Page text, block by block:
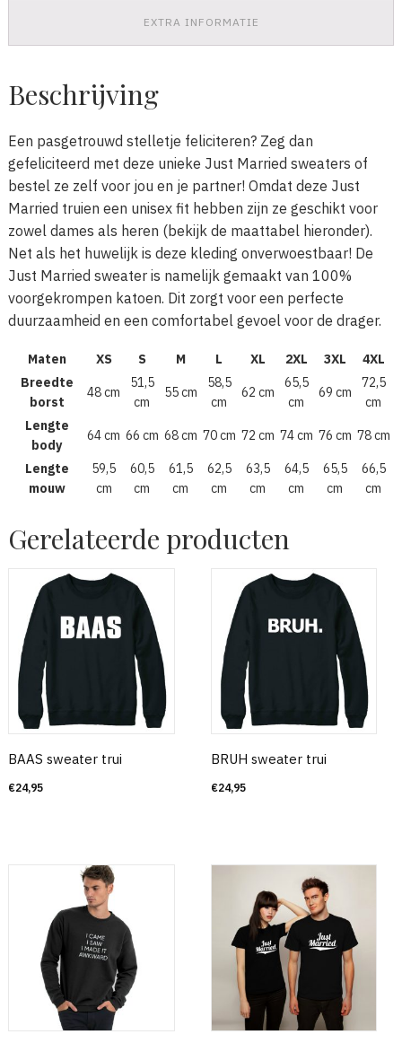
EXTRA INFORMATIE
Beschrijving
Een pasgetrouwd stelletje feliciteren? Zeg dan
gefeliciteerd met deze unieke Just Married sweaters of
bestel ze zelf voor jou en je partner! Omdat deze Just
Married truien een unisex fit hebben zijn ze geschikt voor
zowel dames als heren (bekijk de maattabel hieronder).
Net als het huwelijk is deze kleding onverwoestbaar! De
Just Married sweater is namelijk gemaakt van 100%
voorgekrompen katoen. Dit zorgt voor een perfecte
duurzaamheid en een comfortabel gevoel voor de drager.
Maten XS S M L XL 2XL 3XL
4XL
Breedte
borst
48 cm
51,5
cm
55 cm
58,5
cm
62 cm
65,5
cm
69 cm
72,5
cm
Lengte
body
64 cm 66 cm 68 cm 70 cm 72 cm 74 cm 76 cm 78 cm
Lengte
mouw
59,5
cm
60,5
cm
61,5
cm
62,5
cm
63,5
cm
64,5
cm
65,5
cm
66,5
cm
Gerelateerde producten
BAAS sweater trui
€24,95
BRUH sweater trui
€24,95